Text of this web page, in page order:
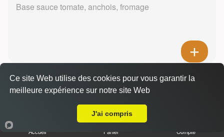
Base sauce tomate, anchois, fromage
Pizza mozzarella 34 cm
13.50 €
Base sauce tomate, mozzarella
Accueil Panier Compte
Ce site Web utilise des cookies pour vous garantir la
meilleure expérience sur notre site Web
J'ai compris